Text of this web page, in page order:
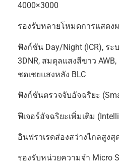
4000×3000
รองรับหลายโหมดการแสดง
ฟังก์ชัน Day/Night (ICR), ร
3DNR, สมดุลแสงสีขาว
ชดเชยแสงหลัง BLC
ฟังก์ชันตรวจจับอัจฉริยะ
ฟีเจอร์อัจฉริยะเพิ่มเติม
อินฟราเรดส่องสว่างไกลสูงสุ
รองรับหน่วยความจำ Micro